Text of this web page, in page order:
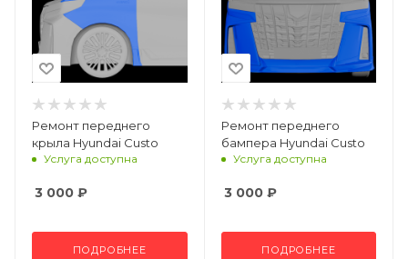
Ремонт переднего
крыла Hyundai Custo
Услуга доступна
3 000 ₽
ПОДРОБНЕЕ
Ремонт переднего
бампера Hyundai Custo
Услуга доступна
3 000₽
ПОДРОБНЕЕ